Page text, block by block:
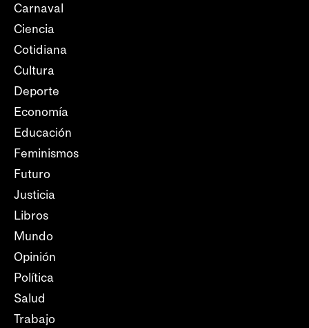
Carnaval
Ciencia
Cotidiana
Cultura
Deporte
Economía
Educación
Feminismos
Futuro
Justicia
Libros
Mundo
Opinión
Política
Salud
Trabajo